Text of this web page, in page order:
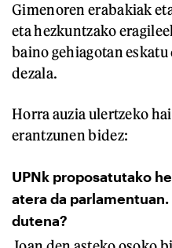
Gimenoren erabakiak
eta hezkuntzako
baino gehiagotan
dezala.
Horra auzia ulertzeko
erantzunen bidez:
UPNk proposatutako
atera da
dutena?